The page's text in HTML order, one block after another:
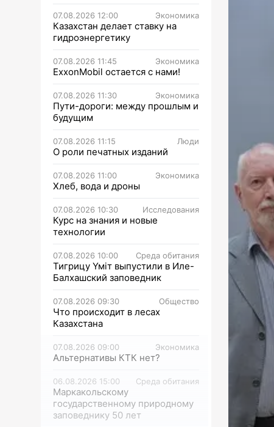
07.08.2026 12:00 Экономика
Казахстан делает ставку на
гидроэнергетику
07.08.2026 11:45 Экономика
ExxonMobil остается с нами!
07.08.2026 11:30 Экономика
Пути-дороги: между прошлым и
будущим
07.08.2026 11:15 Люди
О роли печатных изданий
07.08.2026 11:00 Экономика
Хлеб, вода и дроны
07.08.2026 10:30 Исследования
Курс на знания и новые
технологии
07.08.2026 10:00 Среда обитания
Тигрицу Үміт выпустили в Иле-
Балхашский заповедник
07.08.2026 09:30 Общество
Что происходит в лесах
Казахстана
07.08.2026 09:00 Экономика
Альтернативы КТК нет?
06.08.2026 15:00 Среда обитания
Маркакольскому
государственному природному
заповеднику 50 лет